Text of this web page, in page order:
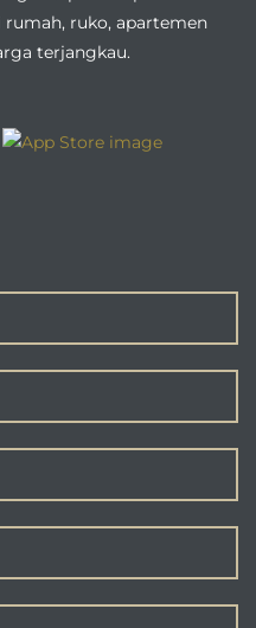
rumah, ruko, apartemen
terjangkau.